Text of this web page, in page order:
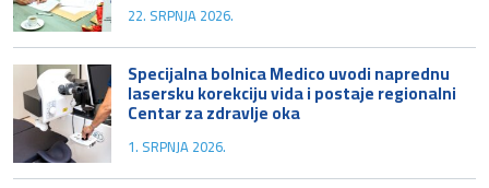
22. SRPNJA 2026.
Specijalna bolnica Medico uvodi naprednu
lasersku korekciju vida i postaje regionalni
Centar za zdravlje oka
1. SRPNJA 2026.